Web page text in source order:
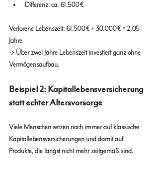
Differenz: ca. 61.500 €
Verlorene Lebenszeit: 61.500 € ÷ 30.000 € = 2,05
Jahre
-> Über zwei Jahre Lebenszeit investiert ganz ohne
Vermögensaufbau.
Beispiel 2: Kapitallebensversicherung
statt echter Altersvorsorge
Viele Menschen setzen noch immer auf klassische
Kapitallebensversicherungen und damit auf
Produkte, die längst nicht mehr zeitgemäß sind.